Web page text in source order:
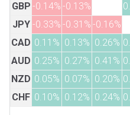
GBP -0.14% -0.13%
JPY -0.33% -0.31% -0.16%
CAD 0.11% 0.13% 0.26%
AUD 0.25% 0.27% 0.41%
NZD 0.05% 0.07% 0.20%
CHF 0.10% 0.12% 0.24%